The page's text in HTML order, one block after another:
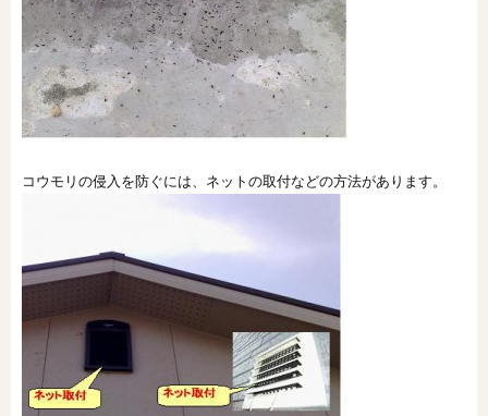
コウモリの侵入を防ぐには、ネットの取付などの方法があります。